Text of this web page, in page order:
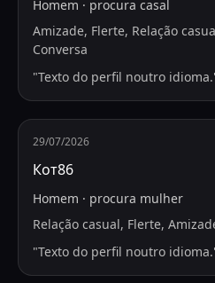
Homem · procura casal
Amizade, Flerte, Relação
Conversa
"Texto do perfil noutro idioma.
29/07/2026
Кот86
Homem · procura mulher
Relação casual, Flerte,
"Texto do perfil noutro idioma.